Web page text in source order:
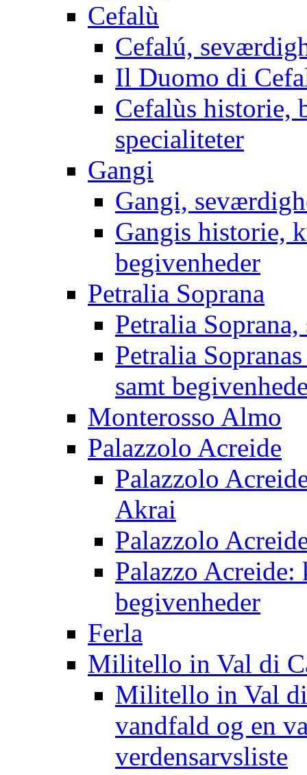
Cefalù
Cefalú,
Il Duomo di
Cefalùs historie,
specialiteter
Gangi
Gangi,
Gangis historie,
begivenheder
Petralia Soprana
Petralia
Petralia
samt
Monterosso Almo
Palazzolo Acreide
Palazzolo
Akrai
Palazzolo
Palazzo
begivenheder
Ferla
Militello in Val di
Militello in Val di
vandfald og en
verdensarvsliste